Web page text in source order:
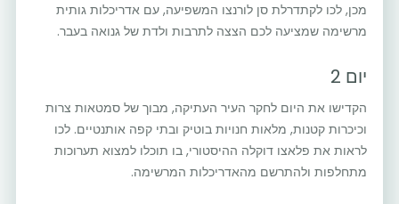
מכן, לכו לקתדרלת סן לורנצו המשפיעה, עם אדריכלות גותית
מרשימה שמציעה לכם הצצה לתרבות ולדת של גנואה בעבר.
יום 2
הקדישו את היום לחקר העיר העתיקה, מבוך של סמטאות צרות
וכיכרות קטנות, מלאות חנויות בוטיק ובתי קפה אותנטיים. לכו
לראות את פלאצו דוקלה ההיסטורי, בו תוכלו למצוא תערוכות
מתחלפות ולהתרשם מהאדריכלות המרשימה.